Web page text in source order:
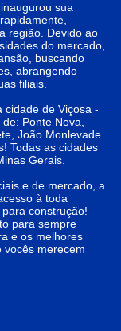
sua
região. Devido ao
do mercado,
buscando
abrangendo
filiais.
cidade de Viçosa -
Ponte Nova,
João Monlevade
Todas as cidades
Gerais.
e de mercado, a
à toda
construção!
para sempre
e os melhores
vocês merecem